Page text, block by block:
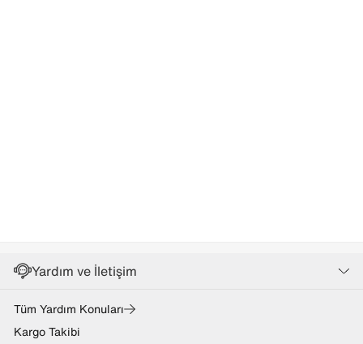
Yardım ve İletişim
Tüm Yardım Konuları
Kargo Takibi